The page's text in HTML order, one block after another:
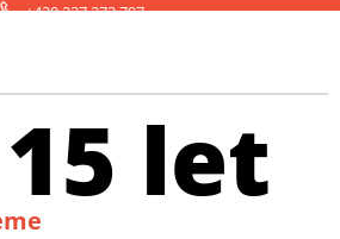
+420 227 272 797
let